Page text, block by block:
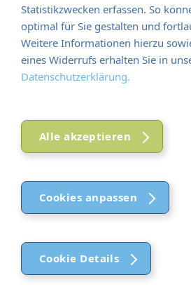
Statistikzwecken erfassen. So
optimal für Sie gestalten und
Weitere Informationen hierzu
eines Widerrufs erhalten Sie in
Datenschutzerklärung.
Alle akzeptieren
Cookies anpassen
Cookie Details